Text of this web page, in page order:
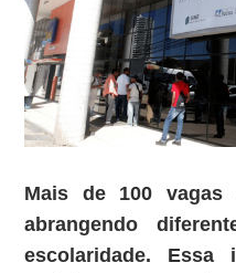
Mais de 100 vagas
abrangendo
escolaridade.